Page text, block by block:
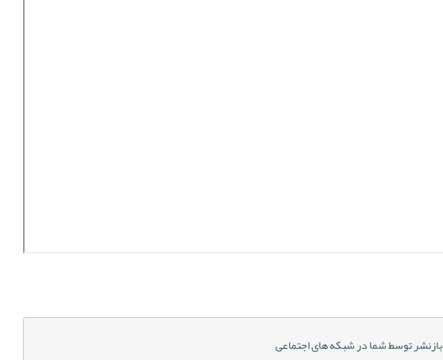
بازنشر توسط شما در شبکه های اجتماعی